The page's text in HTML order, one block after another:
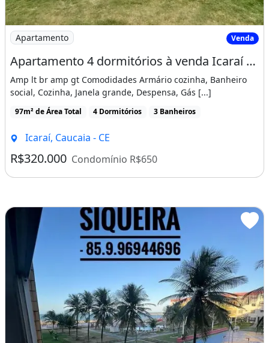
Imagem: Apartamento 4 dormitórios à venda Icaraí
Apartamento Venda
Apartamento 4 dormitórios à venda Icaraí Caucaia/CE
Amp lt br amp gt Comodidades Armário cozinha, Banheiro
social, Cozinha, Janela grande, Despensa, Gás [...]
97m² de Área Total 4 Dormitórios 3 Banheiros
Icaraí, Caucaia - CE
R$320.000 Condomínio R$650